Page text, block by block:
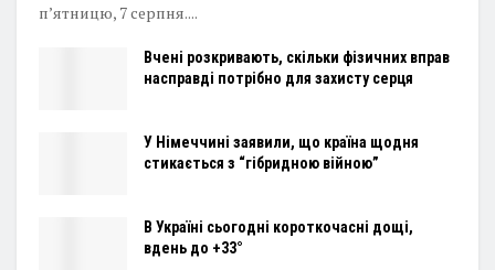
п’ятницю, 7 серпня....
Вчені розкривають, скільки фізичних вправ
насправді потрібно для захисту серця
У Німеччині заявили, що країна щодня
стикається з “гібридною війною”
В Україні сьогодні короткочасні дощі,
вдень до +33°